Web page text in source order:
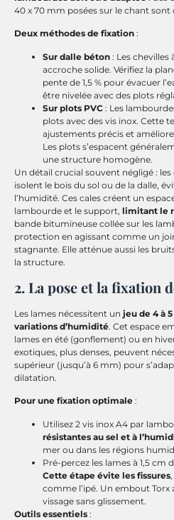
40 x 70 mm posées sur le chant
Deux méthodes de fixation :
Sur dalle béton : Les chevilles
accroche solide. Vérifiez la
pente de 1,5 % pour évacuer
être nivelée avec des plots
Sur plots PVC : Les
plots avec des vis inox. Cette
ajustements précis et
Les plots s’espacent
une structure homogène.
Un détail crucial souvent négligé : les
isolent le bois du sol ou de la dalle,
l’humidité. Ces cales créent un
lambourde et le support, limitant le
bande bitumineuse collée sur les
protection en agissant comme un
stagnante. Elle atténue aussi les
la structure.
2. La pose et la fixation
Les lames nécessitent un jeu de 4 à
variations d’humidité. Cet espace
lames en été (gonflement) ou en
exotiques, plus denses, peuvent
supérieur (jusqu’à 6 mm) pour
dilatation.
Pour une fixation optimale :
Utilisez 2 vis inox A4 par
résistantes au sel et à
mer ou dans les régions
Pré-percez les lames à 1,5 cm
Cette étape évite les fissures
comme l’ipé. Un embout Torx
vissage sans glissement.
Outils essentiels :